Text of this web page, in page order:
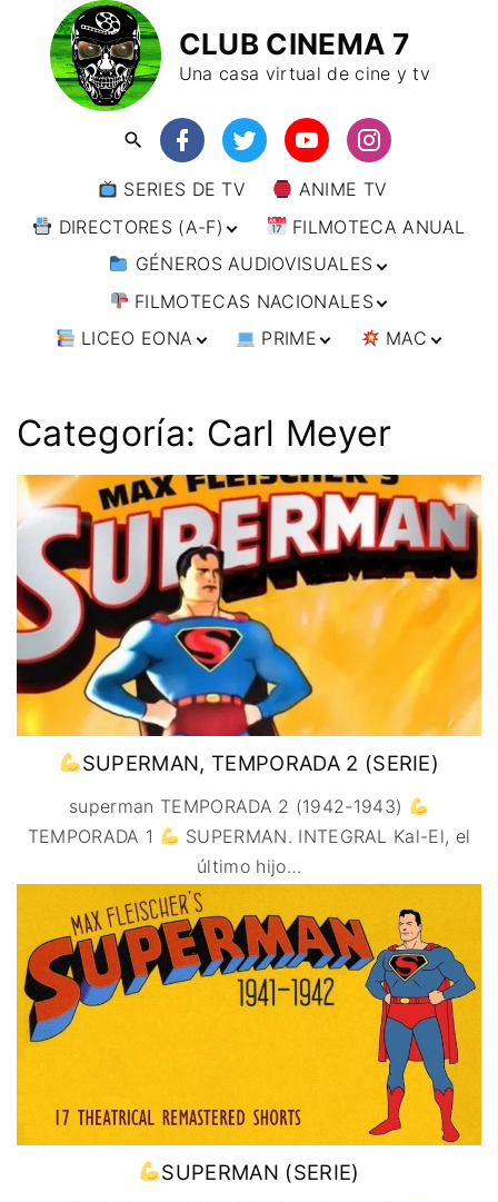
CLUB CINEMA 7
Una casa virtual de cine y tv
SERIES DE TV
ANIME TV
DIRECTORES (A-F)
DIRECTORES (F-L)
DIRECTORES (L-
W)
FILMOTECA ANUAL
GÉNEROS AUDIOVISUALES
ANIMACIÓN
ARTES MARCIALES
CINE DOCUMENTAL
CINE NEGRO / CRIMEN /
ESPIONAJE
COMEDIA
DRAMA
ÉPICO / MITOLÓGICO
EXPERIMENTOS
FANTÁSTICO
MUSICAL
TERROR
FILMOTECAS NACIONALES
AFRICA
CHILE
ESTADOS UNIDOS
MÉXICO
URUGUAY
ASIA
JAPÓN
RUSIA
EUROPA
ALEMANIA
AUSTRIA
BÉLGICA
DINAMARCA
ESPAÑA
FRANCIA
ITALIA
PAISES BAJOS
REINO UNIDO
SUECIA
OCEANIA AUSTRALIA
LICEO EONA
TALLERES
ONLINE
IMAGEN & VIDEO
SERVICIOS DE
COMPUTACIÓN
DISEÑO WEB
CONTACTO
TARJETA
DIGITAL
PRIME
IMPRESCINDIBLES
MAC
🗨 CÓMICS
Categoría: Carl Meyer
SUPERMAN, TEMPORADA 2 (SERIE)
superman TEMPORADA 2 (1942-1943)
TEMPORADA 1
SUPERMAN. INTEGRAL Kal-El, el
último hijo…
SUPERMAN (SERIE)